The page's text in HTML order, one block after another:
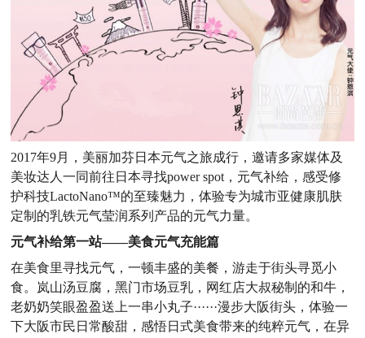
2017年9月，美丽加芬日本元气之旅成行，邀请多家媒体及
美妆达人一同前往日本寻找power spot，元气补给，感受修
护科技LactoNano™的至臻魅力，体验专为城市亚健康肌肤
定制的乳铁元气莹润系列产品的元气力量。
元气补给第一站——美食元气充能篇
在美食里寻找元气，一顿丰盛的美餐，游走于街头寻觅小
食。岚山汤豆腐，黑门市场豆乳，网红店大叔秘制的和牛，
老奶奶笑眼盈盈送上一串小丸子······漫步大阪街头，体验一
下大阪市民日常酸甜，感悟日式美食带来的纯粹元气，在异